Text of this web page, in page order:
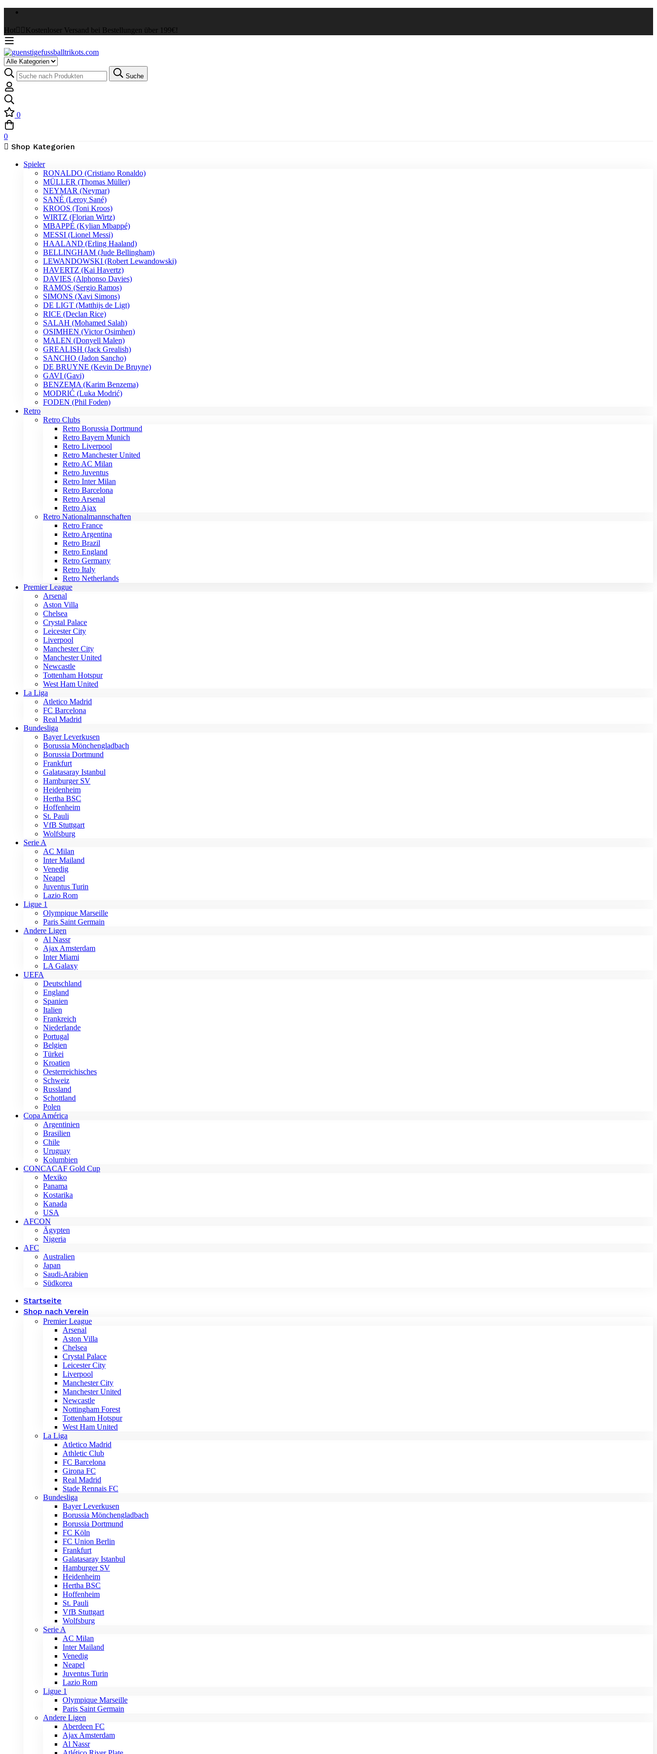
Hot ✌🏼Kostenloser Versand bei Bestellungen über 199€!
Select
a
Category
Suche
nach:
Suche
0
0
Shop Kategorien
Spieler
RONALDO (Cristiano Ronaldo)
MÜLLER (Thomas Müller)
NEYMAR (Neymar)
SANÉ (Leroy Sané)
KROOS (Toni Kroos)
WIRTZ (Florian Wirtz)
MBAPPÉ (Kylian Mbappé)
MESSI (Lionel Messi)
HAALAND (Erling Haaland)
BELLINGHAM (Jude Bellingham)
LEWANDOWSKI (Robert Lewandowski)
HAVERTZ (Kai Havertz)
DAVIES (Alphonso Davies)
RAMOS (Sergio Ramos)
SIMONS (Xavi Simons)
DE LIGT (Matthijs de Ligt)
RICE (Declan Rice)
SALAH (Mohamed Salah)
OSIMHEN (Victor Osimhen)
MALEN (Donyell Malen)
GREALISH (Jack Grealish)
SANCHO (Jadon Sancho)
DE BRUYNE (Kevin De Bruyne)
GAVI (Gavi)
BENZEMA (Karim Benzema)
MODRIĆ (Luka Modrić)
FODEN (Phil Foden)
Retro
Retro Clubs
Retro Borussia Dortmund
Retro Bayern Munich
Retro Liverpool
Retro Manchester United
Retro AC Milan
Retro Juventus
Retro Inter Milan
Retro Barcelona
Retro Arsenal
Retro Ajax
Retro Nationalmannschaften
Retro France
Retro Argentina
Retro Brazil
Retro England
Retro Germany
Retro Italy
Retro Netherlands
Premier League
Arsenal
Aston Villa
Chelsea
Crystal Palace
Leicester City
Liverpool
Manchester City
Manchester United
Newcastle
Tottenham Hotspur
West Ham United
La Liga
Atletico Madrid
FC Barcelona
Real Madrid
Bundesliga
Bayer Leverkusen
Borussia Mönchengladbach
Borussia Dortmund
Frankfurt
Galatasaray Istanbul
Hamburger SV
Heidenheim
Hertha BSC
Hoffenheim
St. Pauli
VfB Stuttgart
Wolfsburg
Serie A
AC Milan
Inter Mailand
Venedig
Neapel
Juventus Turin
Lazio Rom
Ligue 1
Olympique Marseille
Paris Saint Germain
Andere Ligen
Al Nassr
Ajax Amsterdam
Inter Miami
LA Galaxy
UEFA
Deutschland
England
Spanien
Italien
Frankreich
Niederlande
Portugal
Belgien
Türkei
Kroatien
Oesterreichisches
Schweiz
Russland
Schottland
Polen
Copa América
Argentinien
Brasilien
Chile
Uruguay
Kolumbien
CONCACAF Gold Cup
Mexiko
Panama
Kostarika
Kanada
USA
AFCON
Ägypten
Nigeria
AFC
Australien
Japan
Saudi-Arabien
Südkorea
Startseite
Shop nach Verein
Premier League
Arsenal
Aston Villa
Chelsea
Crystal Palace
Leicester City
Liverpool
Manchester City
Manchester United
Newcastle
Nottingham Forest
Tottenham Hotspur
West Ham United
La Liga
Atletico Madrid
Athletic Club
FC Barcelona
Girona FC
Real Madrid
Stade Rennais FC
Bundesliga
Bayer Leverkusen
Borussia Mönchengladbach
Borussia Dortmund
FC Köln
FC Union Berlin
Frankfurt
Galatasaray Istanbul
Hamburger SV
Heidenheim
Hertha BSC
Hoffenheim
St. Pauli
VfB Stuttgart
Wolfsburg
Serie A
AC Milan
Inter Mailand
Venedig
Neapel
Juventus Turin
Lazio Rom
Ligue 1
Olympique Marseille
Paris Saint Germain
Andere Ligen
Aberdeen FC
Ajax Amsterdam
Al Nassr